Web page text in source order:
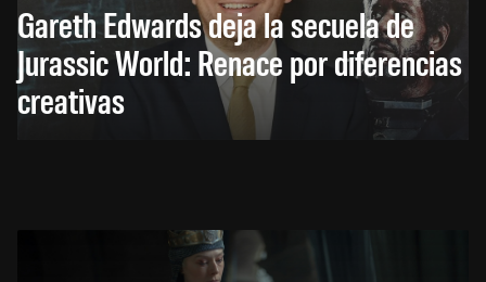
Gareth Edwards deja la secuela de
Jurassic World: Renace por diferencias
creativas